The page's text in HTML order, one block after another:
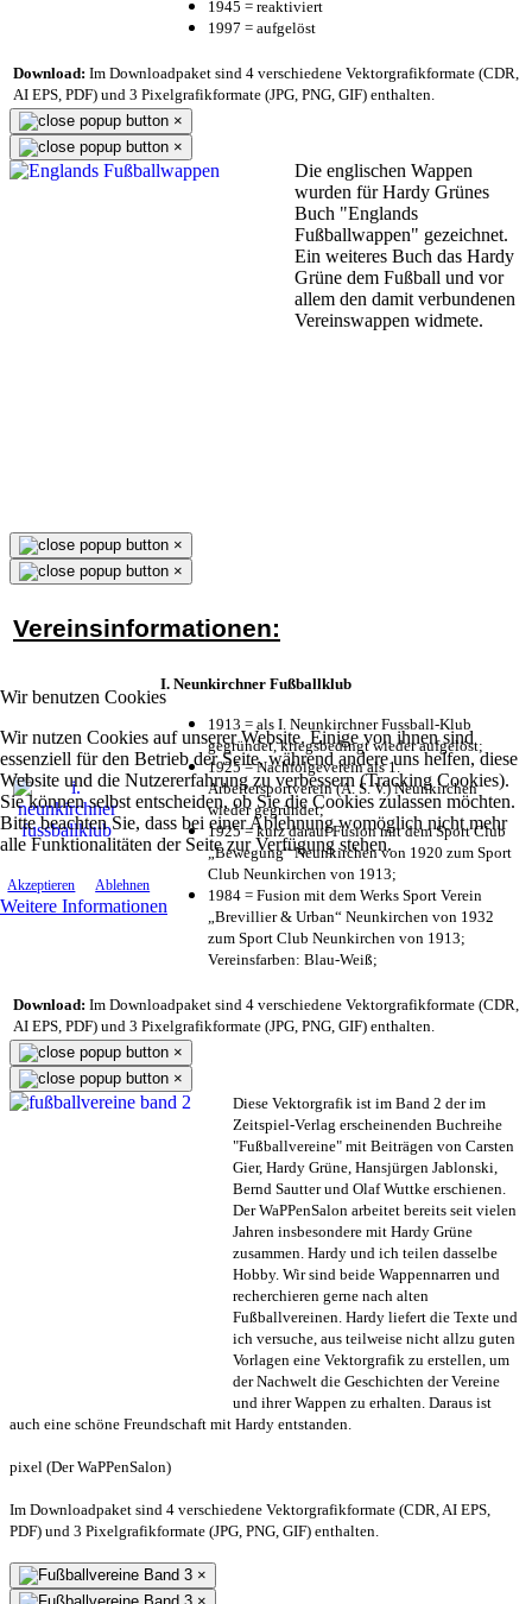
Wir benutzen Cookies
Wir nutzen Cookies auf unserer Website. Einige von ihnen sind
essenziell für den Betrieb der Seite, während andere uns helfen, diese
Website und die Nutzererfahrung zu verbessern (Tracking Cookies).
Sie können selbst entscheiden, ob Sie die Cookies zulassen möchten.
Bitte beachten Sie, dass bei einer Ablehnung womöglich nicht mehr
alle Funktionalitäten der Seite zur Verfügung stehen.
Akzeptieren Ablehnen
Weitere Informationen
1945 = reaktiviert
1997 = aufgelöst
Download: Im Downloadpaket sind 4 verschiedene Vektorgrafikformate (CDR,
AI EPS, PDF) und 3 Pixelgrafikformate (JPG, PNG, GIF) enthalten.
×
×
Die englischen Wappen
wurden für Hardy Grünes
Buch "Englands
Fußballwappen" gezeichnet.
Ein weiteres Buch das Hardy
Grüne dem Fußball und vor
allem den damit verbundenen
Vereinswappen widmete.
×
×
Vereinsinformationen:
I. Neunkirchner Fußballklub
1913 = als I. Neunkirchner Fussball-Klub
gegründet, kriegsbedingt wieder aufgelöst;
1925 = Nachfolgeverein als 1.
Arbeitersportverein (A. S. V.) Neunkirchen
wieder gegründet;
1925 = kurz darauf Fusion mit dem Sport Club
„Bewegung“ Neunkirchen von 1920 zum Sport
Club Neunkirchen von 1913;
1984 = Fusion mit dem Werks Sport Verein
„Brevillier & Urban“ Neunkirchen von 1932
zum Sport Club Neunkirchen von 1913;
Vereinsfarben: Blau-Weiß;
Download: Im Downloadpaket sind 4 verschiedene Vektorgrafikformate (CDR,
AI EPS, PDF) und 3 Pixelgrafikformate (JPG, PNG, GIF) enthalten.
×
×
Diese Vektorgrafik ist im Band 2 der im
Zeitspiel-Verlag erscheinenden Buchreihe
"Fußballvereine" mit Beiträgen von Carsten
Gier, Hardy Grüne, Hansjürgen Jablonski,
Bernd Sautter und Olaf Wuttke erschienen.
Der WaPPenSalon arbeitet bereits seit vielen
Jahren insbesondere mit Hardy Grüne
zusammen. Hardy und ich teilen dasselbe
Hobby. Wir sind beide Wappennarren und
recherchieren gerne nach alten
Fußballvereinen. Hardy liefert die Texte und
ich versuche, aus teilweise nicht allzu guten
Vorlagen eine Vektorgrafik zu erstellen, um
der Nachwelt die Geschichten der Vereine
und ihrer Wappen zu erhalten. Daraus ist
auch eine schöne Freundschaft mit Hardy entstanden.
pixel (Der WaPPenSalon)
Im Downloadpaket sind 4 verschiedene Vektorgrafikformate (CDR, AI EPS,
PDF) und 3 Pixelgrafikformate (JPG, PNG, GIF) enthalten.
×